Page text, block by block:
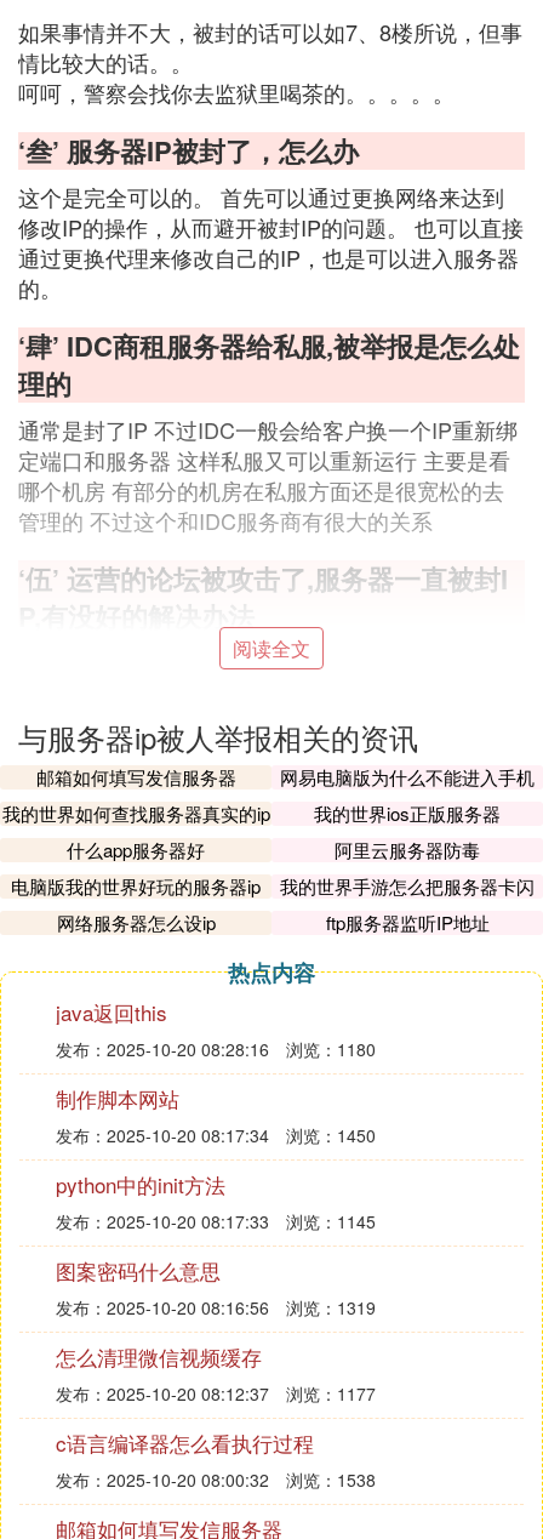
如果事情并不大，被封的话可以如7、8楼所说，但事
情比较大的话。。
呵呵，警察会找你去监狱里喝茶的。。。。。
‘叁’ 服务器IP被封了，怎么办
这个是完全可以的。 首先可以通过更换网络来达到
修改IP的操作，从而避开被封IP的问题。 也可以直接
通过更换代理来修改自己的IP，也是可以进入服务器
的。
‘肆’ IDC商租服务器给私服,被举报是怎么处
理的
通常是封了IP 不过IDC一般会给客户换一个IP重新绑
定端口和服务器 这样私服又可以重新运行 主要是看
哪个机房 有部分的机房在私服方面还是很宽松的去
管理的 不过这个和IDC服务商有很大的关系
‘伍’ 运营的论坛被攻击了,服务器一直被封I
一般如果服务器被封IP,多半都是ddos或CC类攻击,要
站防御系统试下.不用换服务器就可以接入防御,
‘陆’ 服务器IP为什么会被封
DDoS攻击导致流量过高
这是当前导致服务器ip被封的最常见原因。DDoS攻
击，会对你的服务器突发性地输入/输出大量无效或
慢速的访问请求，导致服务器流量需求激增，导致带
oS攻击不但会造成目标服务器瘫痪，还会影响机房内
网正常运作。机房防火墙检测到这种情况，将直接封
停服务器IP。
黑客入侵控制服务器进行违法操作
服务器须做好安全防护，一旦被黑客攻破，可能将你
的服务器作为肉鸡，扫描、攻击其他服务器。一旦被
机房防御系统发现、识别，将自动拦截，并自动封停
服务器ip。
服务器流量超载过多
如果你的服务器流入/流出的数据过多，远超出已订
购的服务器带宽资源，那么服务商将有权封停你的服
务器IP。在你加大带宽，处理好相关问题后再行解
封。这种情况，在服务器租用过程中较为少见，多见
于VPS、云服务器中。
‘柒’ 游戏ip被封怎么办
方法一：在家庭上网一般是通过pppoe的拨号上网模
式，这样你可以点击开始---运行----输入cmd-----输入
阅读全文
与服务器ip被人举报相关的资讯
邮箱如何填写发信服务器
网易电脑版为什么不能进入手机
服务器
我的世界如何查找服务器真实的ip
我的世界ios正版服务器
什么app服务器好
阿里云服务器防毒
电脑版我的世界好玩的服务器ip
我的世界手游怎么把服务器卡闪
退
网络服务器怎么设ip ftp服务器监听IP地址
热点内容
java返回this
发布：2025-10-20 08:28:16 浏览：1180
制作脚本网站
发布：2025-10-20 08:17:34 浏览：1450
python中的init方法
发布：2025-10-20 08:17:33 浏览：1145
图案密码什么意思
发布：2025-10-20 08:16:56 浏览：1319
怎么清理微信视频缓存
发布：2025-10-20 08:12:37 浏览：1177
c语言编译器怎么看执行过程
发布：2025-10-20 08:00:32 浏览：1538
邮箱如何填写发信服务器